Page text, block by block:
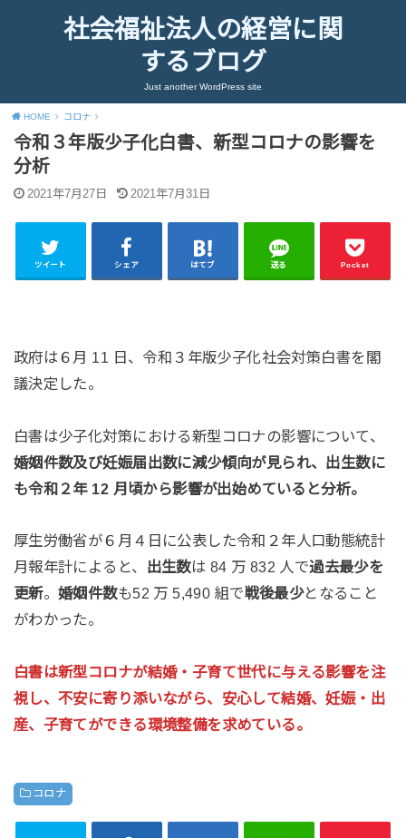
社会福祉法人の経営に関
するブログ
Just another WordPress site
HOME コロナ
令和３年版少子化白書、新型コロナの影響を
分析
2021年7月27日 2021年7月31日
ツイート シェア はてブ 送る Pocket
政府は６月 11 日、令和３年版少子化社会対策白書を閣
議決定した。
白書は少子化対策における新型コロナの影響について、
婚姻件数及び妊娠届出数に減少傾向が見られ、出生数に
も令和２年 12 月頃から影響が出始めていると分析。
厚生労働省が６月４日に公表した令和２年人口動態統計
月報年計によると、 出生数は 84 万 832 人で過去最少を
更新。婚姻件数も52 万 5,490 組で戦後最少となること
がわかった。
白書は新型コロナが結婚・子育て世代に与える影響を注
視し、不安に寄り添いながら、安心して結婚、妊娠・出
産、子育てができる環境整備を求めている。
コロナ